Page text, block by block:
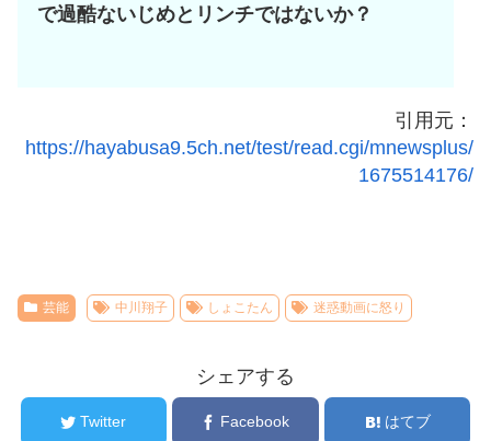
で過酷ないじめとリンチではないか？
引用元：
https://hayabusa9.5ch.net/test/read.cgi/mnewsplus/
1675514176/
芸能 中川翔子 しょこたん 迷惑動画に怒り
シェアする
Twitter Facebook はてブ